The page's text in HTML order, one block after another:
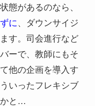
態があるのなら、
に 、ダウンサイジ
す。司会進行など
ーで、教師にもそ
他の企画を導入す
いったフレキシブ
かと…